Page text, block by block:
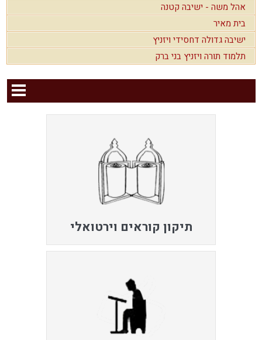
אהל משה - ישיבה קטנה
בית מאיר
ישיבה גדולה דחסידי ויזניץ
תלמוד תורה ויזניץ בני ברק
תיקון קוראים וירטואלי